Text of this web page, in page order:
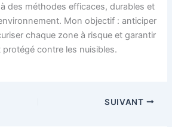
des méthodes efficaces, durables et
Mon objectif : anticiper
chaque zone à risque et garantir
protégé contre les nuisibles.
SUIVANT